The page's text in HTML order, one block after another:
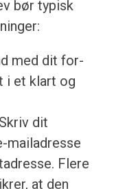
bør typisk
med dit for-
i et klart og
dit
mailadresse
Flere
at den